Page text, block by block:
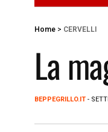
Home > CERVELLI
La
BEPPEGRILLO.IT -